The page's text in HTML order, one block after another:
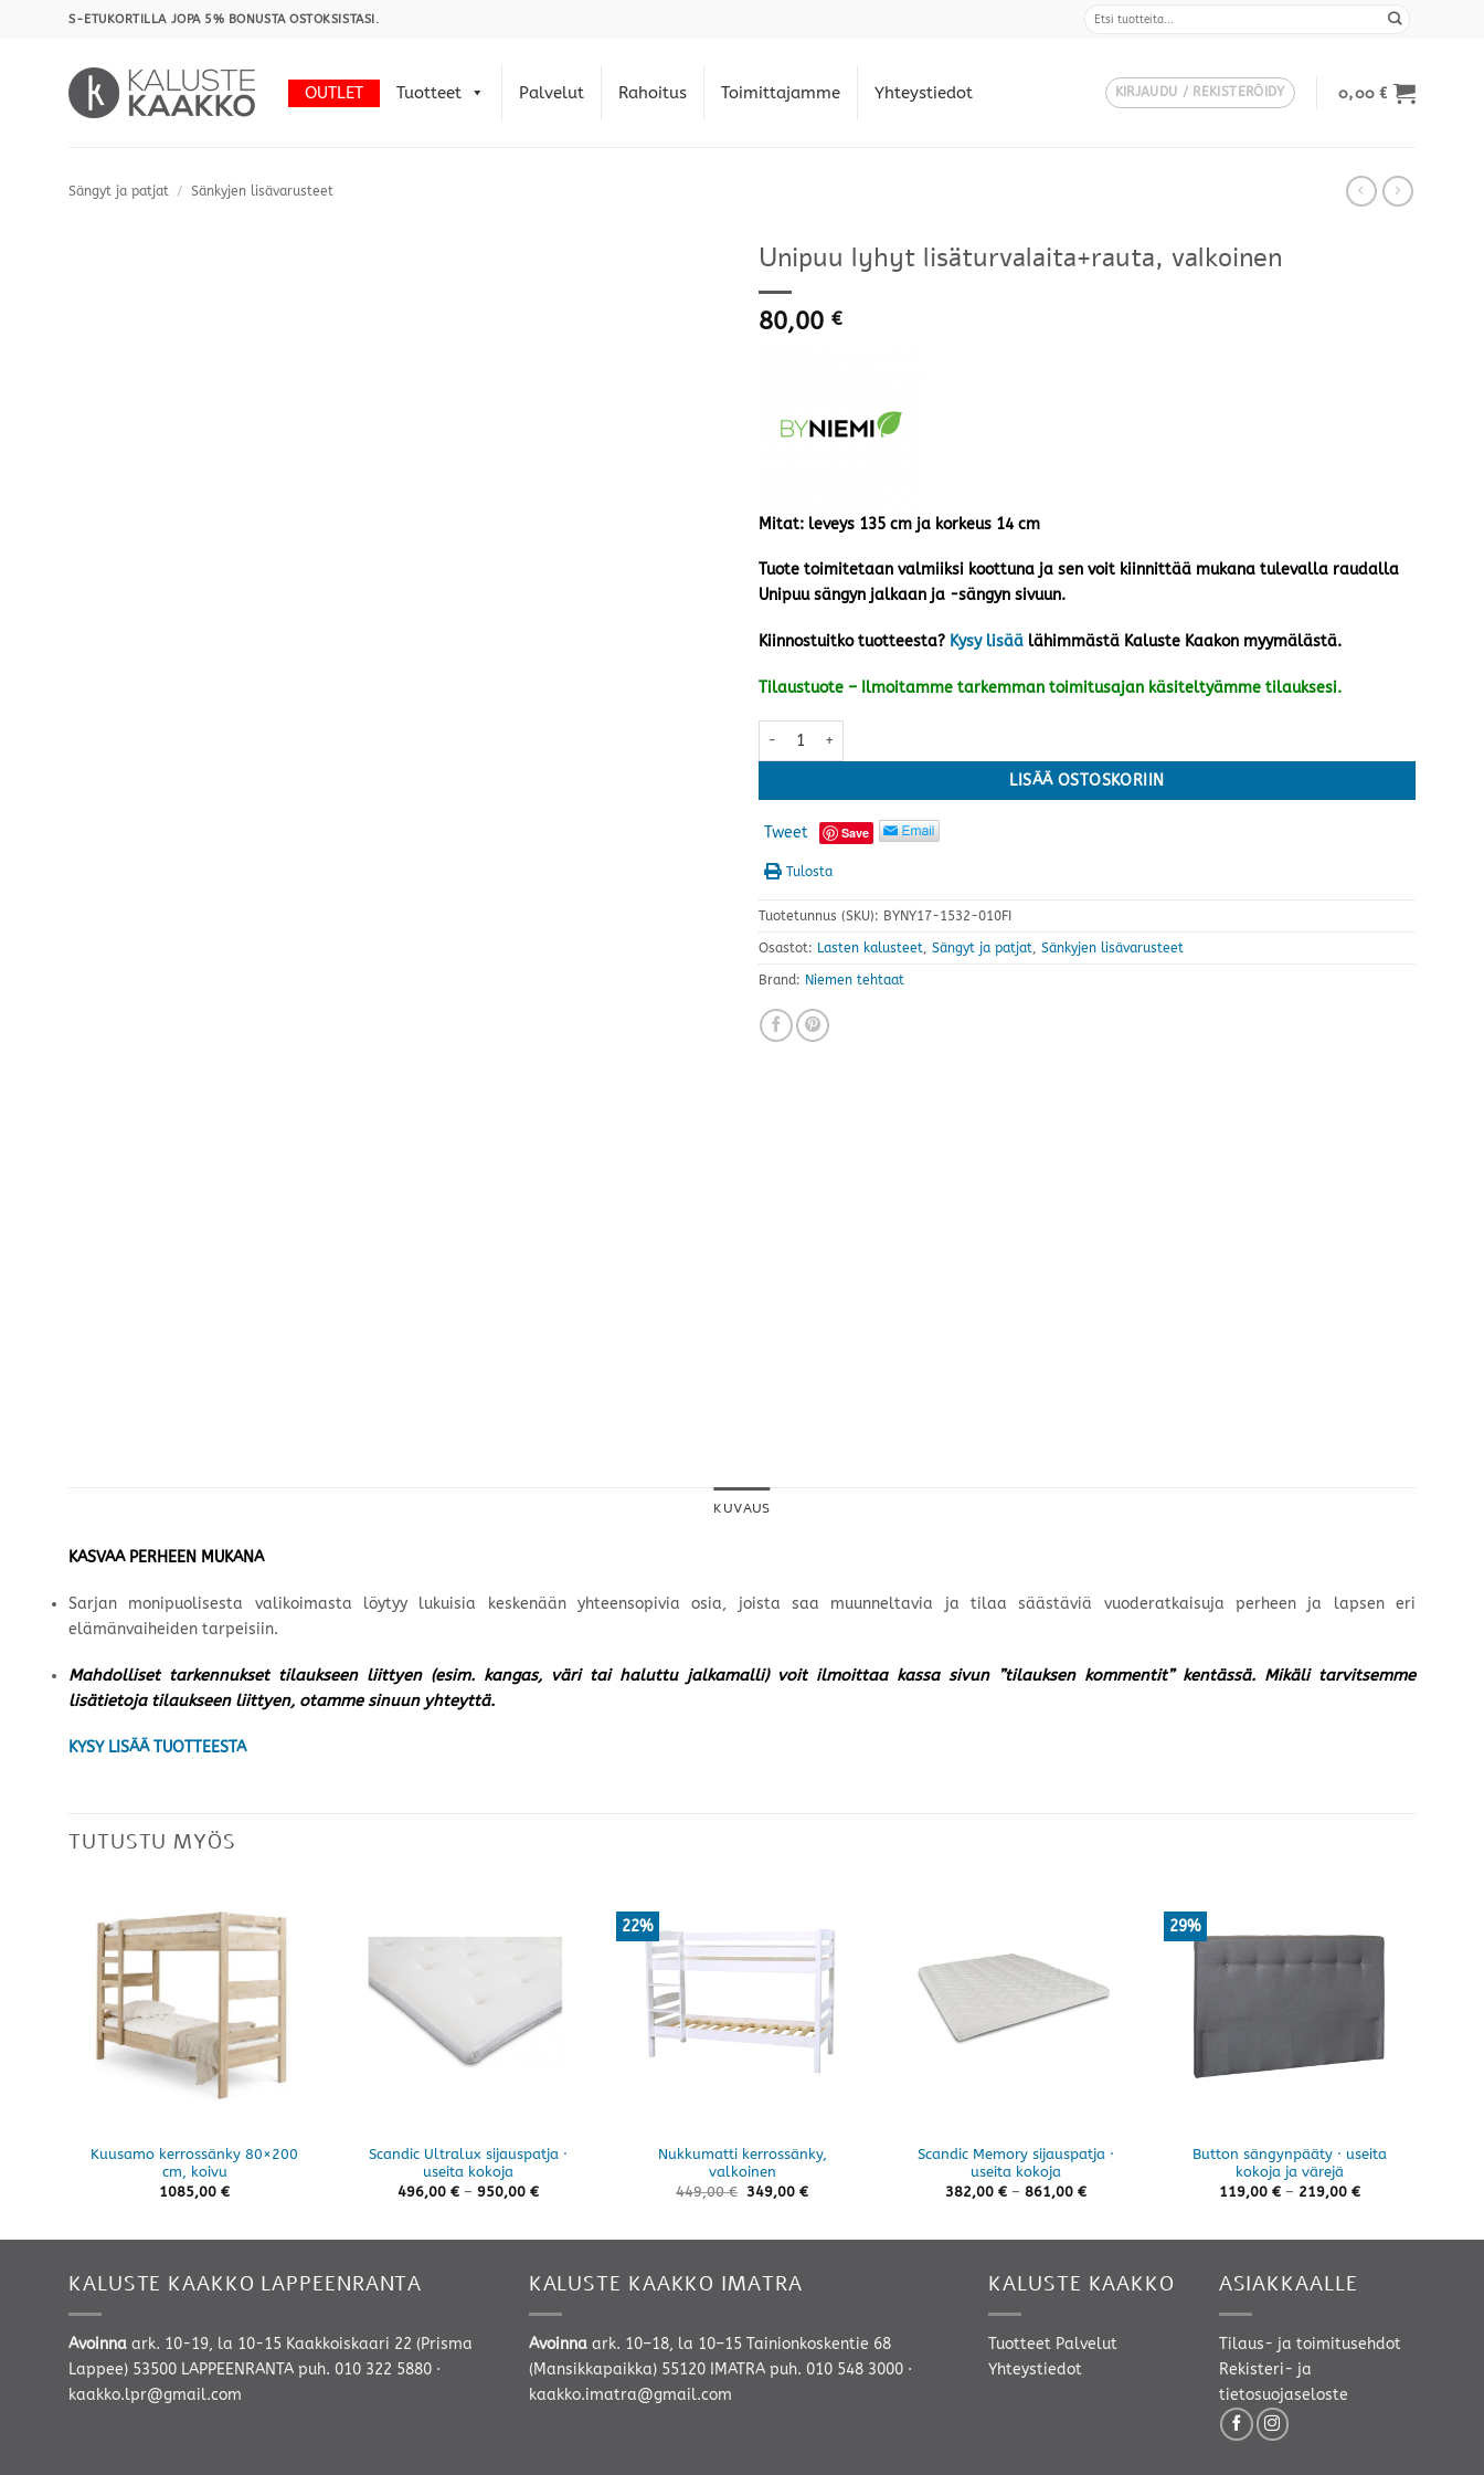
S-ETUKORTILLA JOPA 5% BONUSTA OSTOKSISTASI.
OUTLET Tuotteet Palvelut Rahoitus Toimittajamme Yhteystiedot KIRJAUDU / REKISTERÖIDY 0,00€
Sängyt ja patjat / Sänkyjen lisävarusteet
Unipuu lyhyt lisäturvalaita+rauta, valkoinen
80,00 €
Mitat: leveys 135 cm ja korkeus 14 cm
Tuote toimitetaan valmiiksi koottuna ja sen voit kiinnittää mukana tulevalla raudalla
Unipuu sängyn jalkaan ja -sängyn sivuun.
Kiinnostuitko tuotteesta? Kysy lisää lähimmästä Kaluste Kaakon myymälästä.
Tilaustuote – Ilmoitamme tarkemman toimitusajan käsiteltyämme tilauksesi.
Unipuu lyhyt lisäturvalaita+rauta, valkoinen määrä
LISÄÄ OSTOSKORIIN
Tweet Save
Tulosta
Tuotetunnus (SKU): BYNY17-1532-010FI
Osastot: Lasten kalusteet, Sängyt ja patjat, Sänkyjen lisävarusteet
Brand: Niemen tehtaat
KUVAUS
KASVAA PERHEEN MUKANA
Sarjan monipuolisesta valikoimasta löytyy lukuisia keskenään yhteensopivia osia, joista saa muunneltavia ja tilaa säästäviä vuoderatkaisuja perheen ja lapsen eri
elämänvaiheiden tarpeisiin.
Mahdolliset tarkennukset tilaukseen liittyen (esim. kangas, väri tai haluttu jalkamalli) voit ilmoittaa kassa sivun ”tilauksen kommentit” kentässä. Mikäli tarvitsemme
lisätietoja tilaukseen liittyen, otamme sinuun yhteyttä.
KYSY LISÄÄ TUOTTEESTA
TUTUSTU MYÖS
Kuusamo kerrossänky 80×200
cm, koivu
1085,00 €
Scandic Ultralux sijauspatja ·
useita kokoja
496,00 € – 950,00 €Hintaluokka:
22%
Nukkumatti kerrossänky,
valkoinen
449,00€ 349,00 €
Scandic Memory sijauspatja ·
useita kokoja
382,00 € – 861,00 €Hintaluokka:
29%
Button sängynpääty · useita
kokoja ja värejä
119,00 € – 219,00 €Hintaluokka:
KALUSTE KAAKKO LAPPEENRANTA
Avoinna ark. 10-19, la 10-15 Kaakkoiskaari 22 (Prisma
Lappee) 53500 LAPPEENRANTA puh. 010 322 5880 ·
kaakko.lpr@gmail.com
KALUSTE KAAKKO IMATRA
Avoinnaark. 10–18, la 10–15 Tainionkoskentie 68
(Mansikkapaikka) 55120 IMATRA puh. 010 548 3000·
kaakko.imatra@gmail.com
KALUSTE KAAKKO
Tuotteet Palvelut
Yhteystiedot
ASIAKKAALLE
Tilaus- ja toimitusehdot
Rekisteri- ja
tietosuojaseloste